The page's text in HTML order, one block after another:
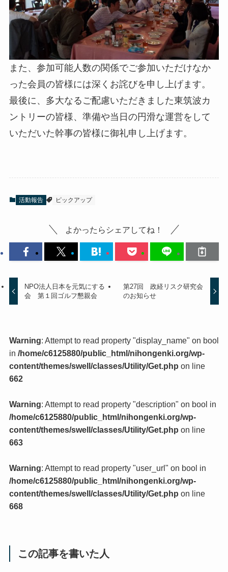
また、参加可能人数の関係でご参加いただけなか
った会員の皆様には深くお詫びを申し上げます。
最後に、多大なるご配慮いただきました東筑波カ
ントリーの皆様、準備や当日の円滑な運営をして
いただいた幹事の皆様に御礼申し上げます。
活動報告 ピックアップ
よかったらシェアしてね！
NPO法人日本を元気にする
会 第１回ゴルフ懇親会
第27回 政経リスク研究会
のお知らせ
Warning: Attempt to read property "display_name" on bool
in /home/c6125880/public_html/nihongenki.org/wp-
content/themes/swell/classes/Utility/Get.php on line
662
Warning: Attempt to read property "description" on bool in
/home/c6125880/public_html/nihongenki.org/wp-
content/themes/swell/classes/Utility/Get.php on line
663
Warning: Attempt to read property "user_url" on bool in
/home/c6125880/public_html/nihongenki.org/wp-
content/themes/swell/classes/Utility/Get.php on line
668
この記事を書いた人